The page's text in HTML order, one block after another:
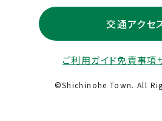
交通アクセ
ご利用ガイド免責事項
©Shichinohe Town. All